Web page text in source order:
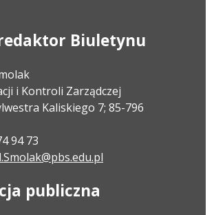
Biuletynu
i Kontroli Zarządczej
Kaliskiego 7; 85-796
94 73
publiczna